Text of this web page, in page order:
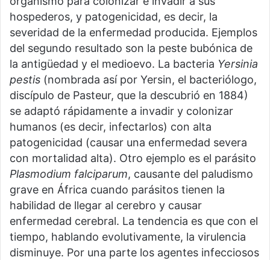
hospederos, y patogenicidad, es decir, la
severidad de la enfermedad producida. Ejemplos
del segundo resultado son la peste bubónica de
la antigüedad y el medioevo. La bacteria Yersinia
pestis (nombrada así por Yersin, el bacteriólogo,
discípulo de Pasteur, que la descubrió en 1884)
se adaptó rápidamente a invadir y colonizar
humanos (es decir, infectarlos) con alta
patogenicidad (causar una enfermedad severa
con mortalidad alta). Otro ejemplo es el parásito
Plasmodium falciparum, causante del paludismo
grave en África cuando parásitos tienen la
habilidad de llegar al cerebro y causar
enfermedad cerebral. La tendencia es que con el
tiempo, hablando evolutivamente, la virulencia
disminuye. Por una parte los agentes infecciosos